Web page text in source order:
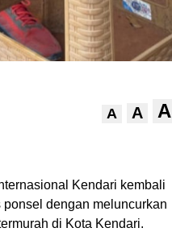
A A A
Kendari kembali
dengan meluncurkan
di Kota Kendari.